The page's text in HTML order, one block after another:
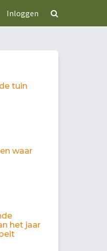
Inloggen
tuin
waar
het jaar